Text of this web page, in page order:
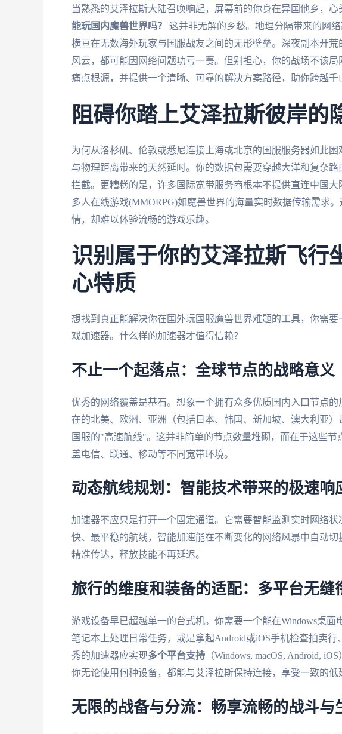
当熟悉的艾泽拉斯大陆召唤响起，屏幕前的你身在异国他乡，心
能玩国内魔兽世界吗？
这并非无解的乡愁。地理分隔带来的网
横亘在无数海外玩家与国服战友之间的无形壁垒。深夜副本开
风云，都可能因网络问题功亏一篑。但别担心，你的战场不该
痛点根源，并提供一个清晰、可靠的解决方案路径，助你跨越千
阻碍你踏上艾泽拉斯彼岸的
为何从洛杉矶、伦敦或悉尼连接上海或北京的国服服务器如此
与物理距离带来的天然延时。你的数据包需要穿越大洋和复杂
拦截。更糟糕的是，许多国际宽带服务商根本不提供直连中国
多人在线游戏(MMORPG)如魔兽世界的海量实时数据传输需求
情，却难以体验流畅的游戏乐趣。
识别属于你的艾泽拉斯飞行
心特质
想找到真正能解决你在国外玩国服魔兽世界难题的工具，你需
戏加速器。什么样的加速器才值得信赖？
不止一个起落点：全球节点的战略意义
优秀的网络覆盖是基石。想象一个拥有众多优质国内入口节点
在的北美、欧洲、亚洲（包括日本、韩国、新加坡、澳大利亚
国服的"高速航线"。这并非简单的节点数量堆砌，而在于这些
盖电信、联通、移动等不同宽带环境。
动态航线规划：智能技术带来的极速响
加速器不应只是打开一个固定通道。它需要智能监测实时网络状
快、最平稳的航线，智能加速能在不断变化的网络风暴中自动
精准传达，释放技能不再延迟。
旅行的维度和装备的适配：多平台无缝
游戏设备早已超越单一的台式机。你需要一个能在Windows桌面
笔记本上处理日常任务，或是拿起Android或iOS手机检查拍卖
秀的加速器应实现多个平台支持 （Windows, macOS, Android,
你无论使用何种设备，都能与艾泽拉斯保持连接，享受一致的低
无限的战备与分流：畅享流畅的战斗与